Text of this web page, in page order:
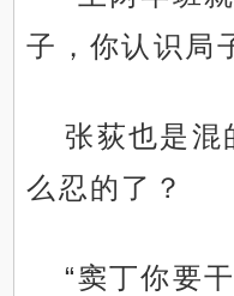
子，你认识局
张荻也是混
么忍的了？
“窦丁你要